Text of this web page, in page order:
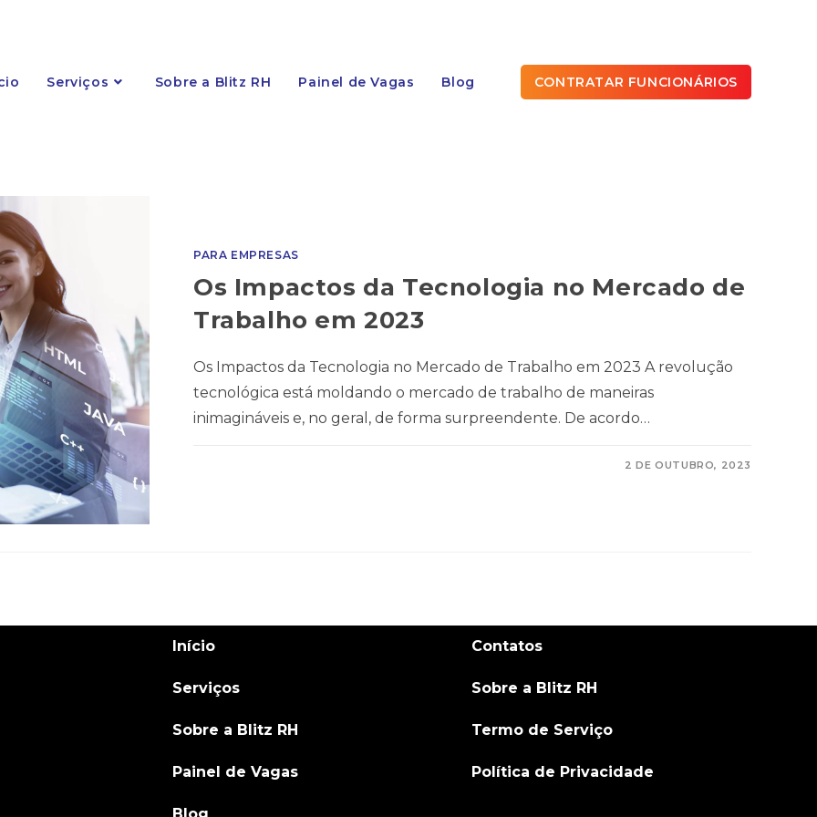
Serviços Sobre a Blitz RH Painel de Vagas Blog CONTRATAR FUNCIONÁRIOS
PARA EMPRESAS
Os Impactos da Tecnologia no Mercado de
Trabalho em 2023
Os Impactos da Tecnologia no Mercado de Trabalho em 2023 A revolução
tecnológica está moldando o mercado de trabalho de maneiras
inimagináveis e, no geral, de forma surpreendente. De acordo…
2 DE OUTUBRO, 2023
Início
Serviços
Sobre a Blitz RH
Painel de Vagas
Contatos
Sobre a Blitz RH
Termo de Serviço
Política de Privacidade